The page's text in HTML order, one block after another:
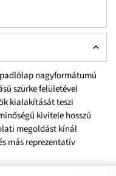
padlólap nagyformátumú
szürke felületével
kialakítását teszi
kivitele hosszú
megoldást kínál
más reprezentatív